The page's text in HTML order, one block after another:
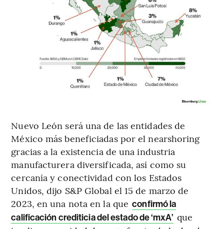
Nuevo León será una de las entidades de
México más beneficiadas por el nearshoring
gracias a la existencia de una industria
manufacturera diversificada, así como su
cercanía y conectividad con los Estados
Unidos, dijo S&P Global el 15 de marzo de
2023, en una nota en la que confirmó la
calificación crediticia del estado de ‘mxA’ que